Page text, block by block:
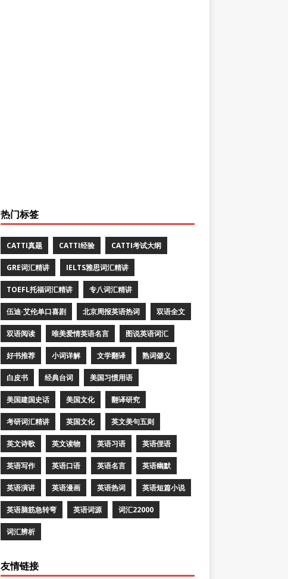
热门标签
CATTI真题 CATTI经验 CATTI考试大纲
GRE词汇精讲 IELTS雅思词汇精讲
TOEFL托福词汇精讲 专八词汇精讲
伍迪·艾伦单口喜剧 北京周报英语热词 双语全文
双语阅读 唯美爱情英语名言 图说英语词汇
好书推荐 小词详解 文学翻译 熟词僻义
白皮书 经典台词 美国习惯用语
美国建国史话 美国文化 翻译研究
考研词汇精讲 英国文化 英文美句五则
英文诗歌 英文读物 英语习语 英语俚语
英语写作 英语口语 英语名言 英语幽默
英语演讲 英语漫画 英语热词 英语短篇小说
英语脑筋急转弯 英语词源 词汇22000
词汇辨析
友情链接